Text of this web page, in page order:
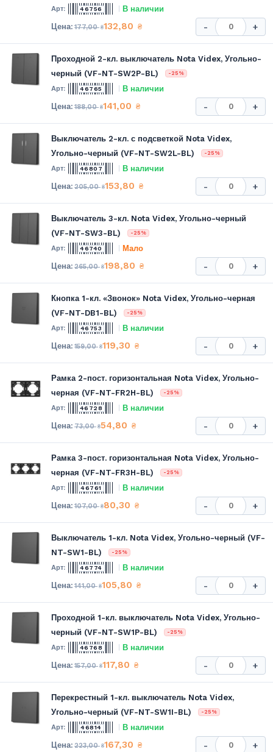
46756 В наличии
177,00₴132,80 ₴ - +
Проходной 2-кл. выключатель Nota Videx, Угольно-
черный (VF-NT-SW2P-BL)
-25%
46765 В наличии
188,00₴141,00 ₴ - +
Выключатель 2-кл. с подсветкой Nota Videx,
Угольно-черный (VF-NT-SW2L-BL)
-25%
46807 В наличии
205,00₴153,80 ₴ - +
Выключатель 3-кл. Nota Videx, Угольно-черный
(VF-NT-SW3-BL)
-25%
46740 Мало
265,00₴198,80 ₴ - +
Кнопка 1-кл. «Звонок» Nota Videx, Угольно-черная
(VF-NT-DB1-BL)
-25%
46753 В наличии
159,00₴119,30 ₴ - +
Рамка 2-пост. горизонтальная Nota Videx, Угольно-
черная (VF-NT-FR2H-BL)
-25%
46728 В наличии
73,00₴54,80 ₴ - +
Рамка 3-пост. горизонтальная Nota Videx, Угольно-
черная (VF-NT-FR3H-BL)
-25%
46761 В наличии
107,00₴80,30 ₴ - +
Выключатель 1-кл. Nota Videx, Угольно-черный (VF-
NT-SW1-BL)
-25%
46774 В наличии
141,00₴105,80 ₴ - +
Проходной 1-кл. выключатель Nota Videx, Угольно-
черный (VF-NT-SW1P-BL)
-25%
46768 В наличии
157,00₴117,80 ₴ - +
Перекрестный 1-кл. выключатель Nota Videx,
Угольно-черный (VF-NT-SW1I-BL)
-25%
46814 В наличии
223,00₴167,30 ₴ - +